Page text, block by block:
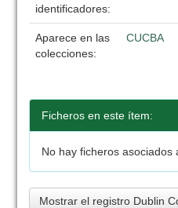
identificadores:
Aparece en las
colecciones:
CUCBA
Ficheros en este ítem:
No hay ficheros asociados
Mostrar el registro Dublin